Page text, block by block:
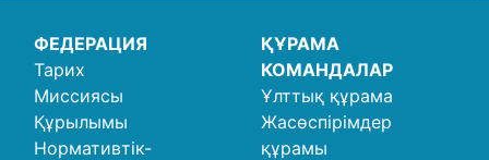
ФЕДЕРАЦИЯ
Тарих
Миссиясы
Құрылымы
Нормативтік-
ҚҰРАМА
КОМАНДАЛАР
Ұлттық құрама
Жасөспірімдер
құрамы